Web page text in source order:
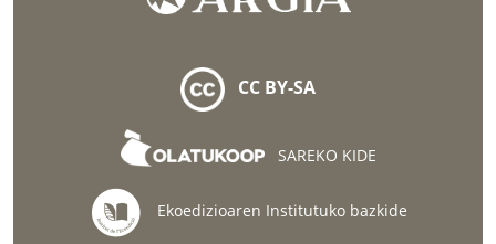
CC BY-SA
SAREKO KIDE
Ekoedizioaren Institutuko bazkide